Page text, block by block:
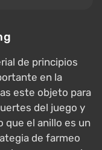
de principios
en la
este objeto para
del juego y
que el anillo es un
de farmeo